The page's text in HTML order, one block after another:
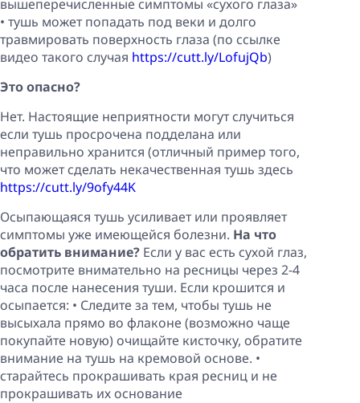
вышеперечисленные симптомы «сухого глаза»
• тушь может попадать под веки и долго
травмировать поверхность глаза (по ссылке
видео такого случая https://cutt.ly/LofujQb)
Это опасно?
Нет. Настоящие неприятности могут случиться
если тушь просрочена подделана или
неправильно хранится (отличный пример того,
что может сделать некачественная тушь здесь
https://cutt.ly/9ofy44K
Осыпающаяся тушь усиливает или проявляет
симптомы уже имеющейся болезни. На что
обратить внимание? Если у вас есть сухой глаз,
посмотрите внимательно на ресницы через 2-4
часа после нанесения туши. Если крошится и
осыпается: • Следите за тем, чтобы тушь не
высыхала прямо во флаконе (возможно чаще
покупайте новую) очищайте кисточку, обратите
внимание на тушь на кремовой основе. •
старайтесь прокрашивать края ресниц и не
прокрашивать их основание